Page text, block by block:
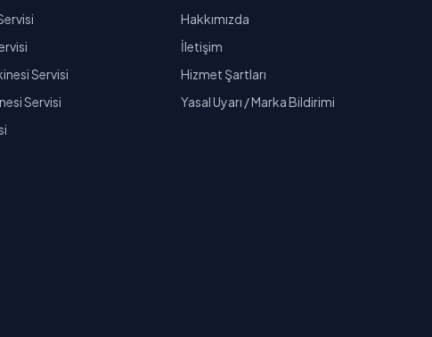
Servisi
Servisi
Hakkımızda
İletişim
Hizmet Şartları
Yasal Uyarı / Marka Bildirimi